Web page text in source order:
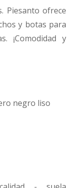
Piesanto ofrece
y botas para
¡Comodidad y
negro liso